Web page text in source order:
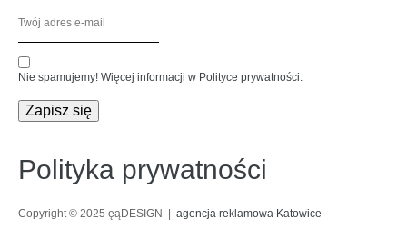
Nie spamujemy! Więcej informacji w Polityce prywatności.
Copyright © 2025 ęąDESIGN | agencja reklamowa Katowice
Polityka prywatności